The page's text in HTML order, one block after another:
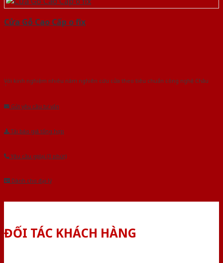
Cửa Gỗ Cao Cấp o fix
Với kinh nghiệm nhiêu năm nghiên cứu cửa theo tiêu chuẩn công nghệ Châu
Gửi yêu cầu tư vấn
Tải báo giá tổng hợp
Yêu cầu gọi lại (3 phút)
Dành cho đại lý
ĐỐI TÁC KHÁCH HÀNG